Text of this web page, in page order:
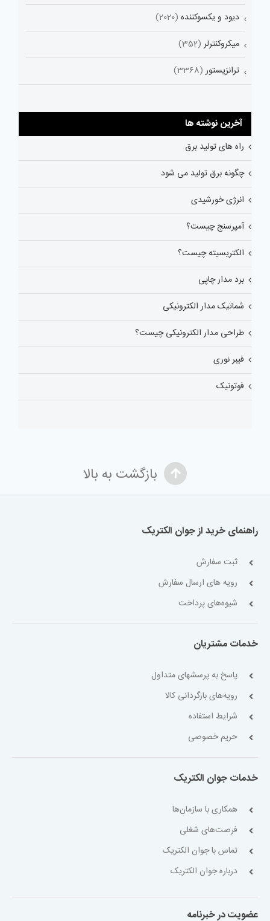
دیود و یکسوکننده (2020)
میکروکنترلر (352)
ترانزیستور (3368)
آخرین نوشته ها
راه های تولید برق
چگونه برق تولید می شود
انرژی خورشیدی
آمپرسنج چیست؟
الکتریسیته چیست؟
برد مدار چاپی
شماتیک مدار الکترونیکی
طراحی مدار الکترونیکی چیست؟
فیبر نوری
فوتونیک
بازگشت به بالا
راهنمای خرید از جوان الکتریک
ثبت سفارش
رویه های ارسال سفارش
شیوه‌های پرداخت
خدمات مشتریان
پاسخ به پرسشهای متداول
رویه‌های بازگردانی کالا
شرایط استفاده
حریم خصوصی
خدمات جوان الکتریک
همکاری با سازمان‌ها
فرصت‌های شغلی
تماس با جوان الکتریک
درباره جوان الکتریک
عضویت در خبرنامه